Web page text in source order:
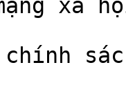
xã
chính